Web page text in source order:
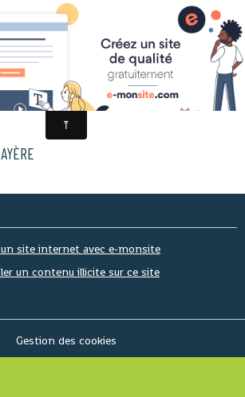
un site internet avec e-monsite
un contenu illicite sur ce site
Gestion des cookies